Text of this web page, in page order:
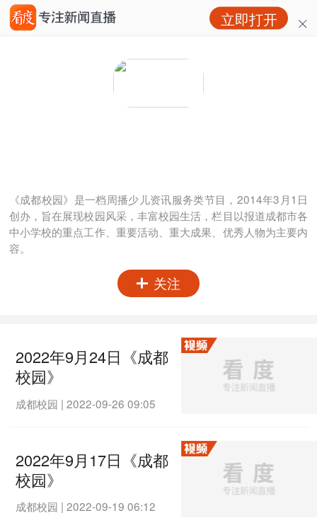
立即打开
《成都校园》是一档周播少儿资讯服务类节目，2014年3月1日
创办，旨在展现校园风采，丰富校园生活，栏目以报道成都市各
中小学校的重点工作、重要活动、重大成果、优秀人物为主要内
容。
关注
2022年9月24日《成都
校园》
成都校园 |2022-09-26 09:05
2022年9月17日《成都
校园》
成都校园 |2022-09-19 06:12